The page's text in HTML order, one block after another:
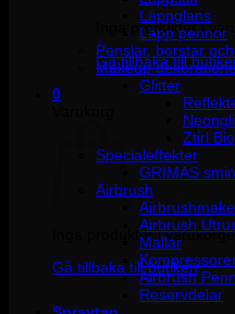
Inga produkter i
Gå tillbaka till
0
Inga produkter i
Gå tillbaka till butiken
Läppglans
Läpp pennor
Penslar, borstar
Makeup
Glitter
Ztirl
Specialeffekter
GRIMAS
Airbrush
Airbrush
Mallar
Airbrush
Reservdelar